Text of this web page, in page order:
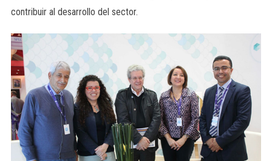
contribuir al desarrollo del sector.